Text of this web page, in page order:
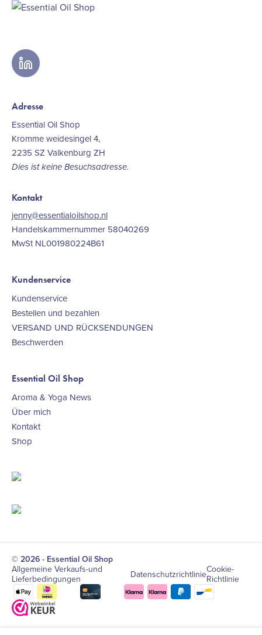
linkedin
Adresse
Essential Oil Shop
Kromme weidesingel 4,
2235 SZ Valkenburg ZH
Dies ist keine Besuchsadresse.
Kontakt
jenny@essentialoilshop.nl
Handelskammernummer 58040269
MwSt NL001980224B61
Kundenservice
Kundenservice
Bestellen und bezahlen
VERSAND UND RÜCKSENDUNGEN
Beschwerden
Essential Oil Shop
Aroma & Yoga News
Über mich
Kontakt
Shop
© 2026 - Essential Oil Shop
Allgemeine Verkaufs-und
Lieferbedingungen
DatenschutzrichtlinieCookie-
Richtlinie